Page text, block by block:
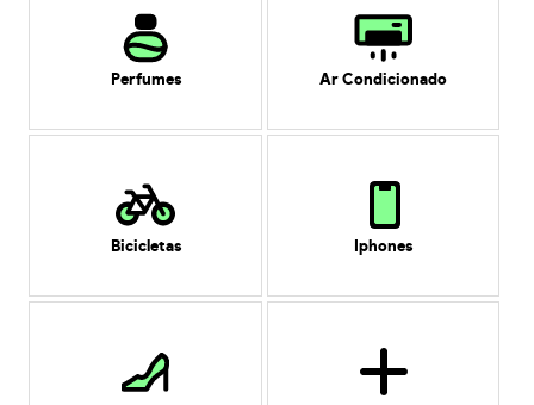
Perfumes Ar Condicionado
Bicicletas Iphones